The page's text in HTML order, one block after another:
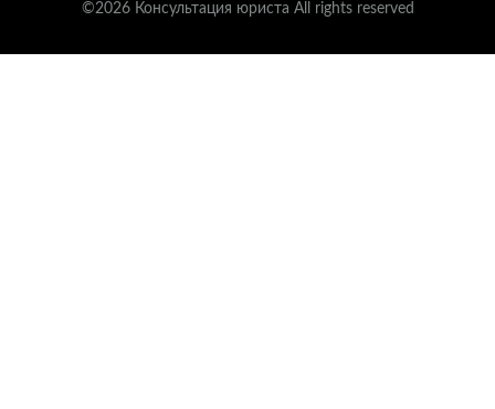
©2026 Консультация юриста All rights reserved